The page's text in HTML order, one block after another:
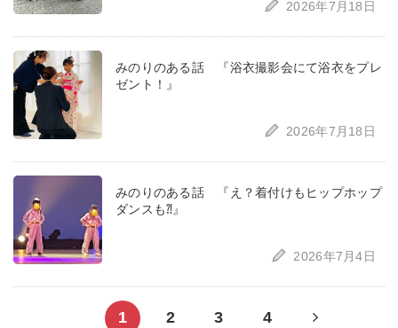
2026年7月18日
みのりのある話 『浴衣撮影会にて浴衣をプレ
ゼント！』
2026年7月18日
みのりのある話 『え？着付けもヒップホップ
ダンスも⁈』
2026年7月4日
1 2 3 4
Next